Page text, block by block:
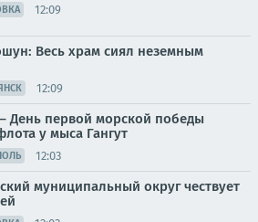
12:09
Весь храм сиял неземным
12:09
День первой морской победы
у мыса Гангут
12:03
муниципальный округ чествует